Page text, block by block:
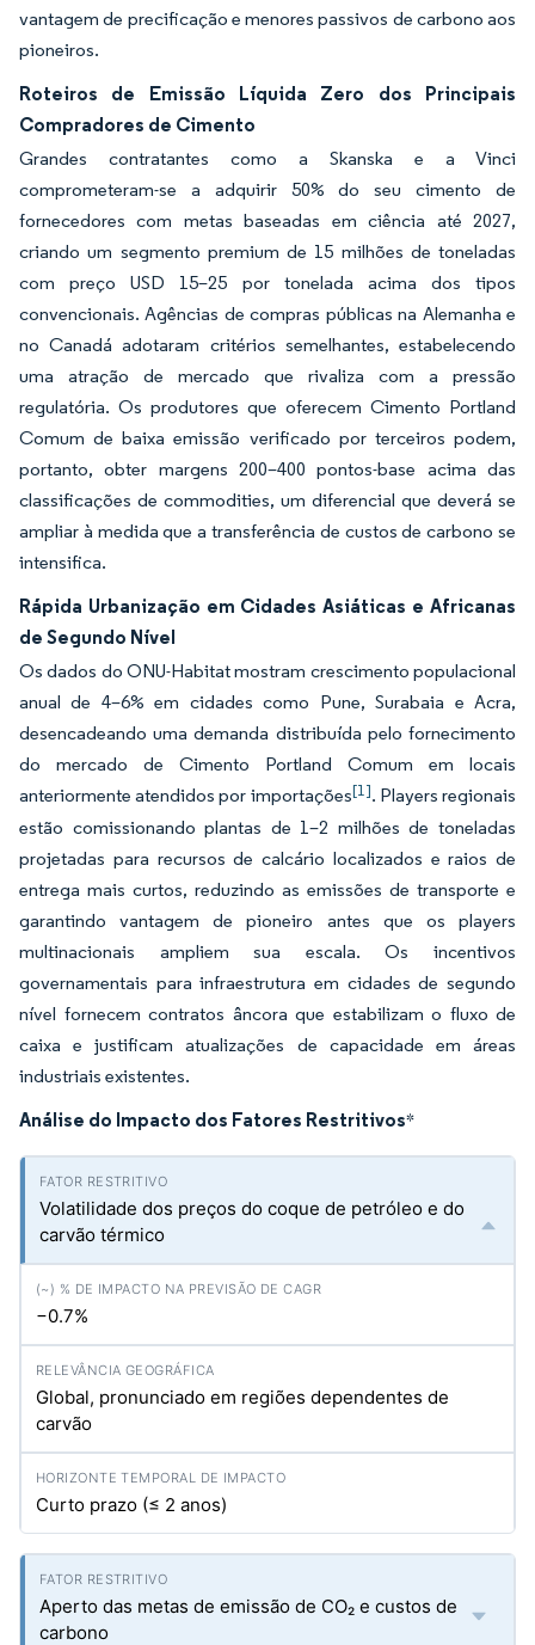
vantagem de precificação e menores passivos de carbono aos
pioneiros.
Roteiros de Emissão Líquida Zero dos Principais
Compradores de Cimento
Grandes contratantes como a Skanska e a Vinci
comprometeram-se a adquirir 50% do seu cimento de
fornecedores com metas baseadas em ciência até 2027,
criando um segmento premium de 15 milhões de toneladas
com preço USD 15–25 por tonelada acima dos tipos
convencionais. Agências de compras públicas na Alemanha e
no Canadá adotaram critérios semelhantes, estabelecendo
uma atração de mercado que rivaliza com a pressão
regulatória. Os produtores que oferecem Cimento Portland
Comum de baixa emissão verificado por terceiros podem,
portanto, obter margens 200–400 pontos-base acima das
classificações de commodities, um diferencial que deverá se
ampliar à medida que a transferência de custos de carbono se
intensifica.
Rápida Urbanização em Cidades Asiáticas e Africanas
de Segundo Nível
Os dados do ONU-Habitat mostram crescimento populacional
anual de 4–6% em cidades como Pune, Surabaia e Acra,
desencadeando uma demanda distribuída pelo fornecimento
do mercado de Cimento Portland Comum em locais
anteriormente atendidos por importações[1]. Players regionais
estão comissionando plantas de 1–2 milhões de toneladas
projetadas para recursos de calcário localizados e raios de
entrega mais curtos, reduzindo as emissões de transporte e
garantindo vantagem de pioneiro antes que os players
multinacionais ampliem sua escala. Os incentivos
governamentais para infraestrutura em cidades de segundo
nível fornecem contratos âncora que estabilizam o fluxo de
caixa e justificam atualizações de capacidade em áreas
industriais existentes.
Análise do Impacto dos Fatores Restritivos*
Volatilidade dos preços do coque de petróleo e do
carvão térmico
−0.7%
Global, pronunciado em regiões dependentes de
carvão
Curto prazo (≤ 2 anos)
Aperto das metas de emissão de CO₂ e custos de
carbono